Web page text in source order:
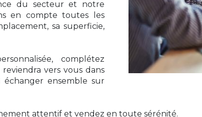
du secteur et notre
en compte toutes les
sa superficie,
complétez
vers vous dans
ensemble sur
attentif et vendez en toute sérénité.